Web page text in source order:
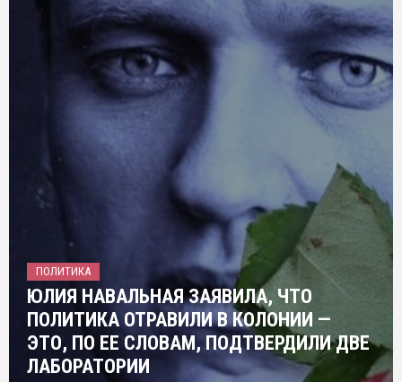
ПОЛИТИКА
ЮЛИЯ НАВАЛЬНАЯ ЗАЯВИЛА, ЧТО
ПОЛИТИКА ОТРАВИЛИ В КОЛОНИИ —
ЭТО, ПО ЕЕ СЛОВАМ, ПОДТВЕРДИЛИ ДВЕ
ЛАБОРАТОРИИ